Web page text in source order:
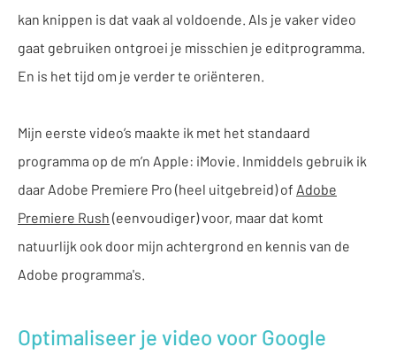
kan knippen is dat vaak al voldoende. Als je vaker video
gaat gebruiken ontgroei je misschien je editprogramma.
En is het tijd om je verder te oriënteren.
Mijn eerste video’s maakte ik met het standaard
programma op de m’n Apple: iMovie. Inmiddels gebruik ik
daar Adobe Premiere Pro (heel uitgebreid) of Adobe
Premiere Rush (eenvoudiger) voor, maar dat komt
natuurlijk ook door mijn achtergrond en kennis van de
Adobe programma's.
Optimaliseer je video voor Google